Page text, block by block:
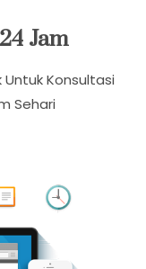
Jam
Konsultasi
Sehari